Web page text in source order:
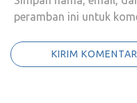
peramban ini untuk